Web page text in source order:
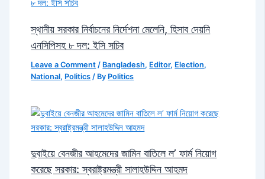
স্থানীয় সরকার নির্বাচনের নির্দেশনা মেলেনি, হিসাব দেয়নি
এনসিপিসহ ৮ দল: ইসি সচিব
Leave a Comment / Bangladesh, Editor, Election,
National, Politics / By Politics
দুবাইয়ে বেনজীর আহমেদের জামিন বাতিলে ল’ ফার্ম নিয়োগ
করেছে সরকার: স্বরাষ্ট্রমন্ত্রী সালাহউদ্দিন আহমদ